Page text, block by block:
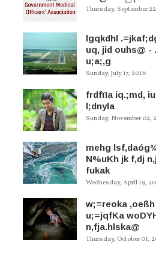
Thursday, September
lgqkdhl
uq, jid ouhs@ -
u;a;,g
Sunday, July 17, 2016
frdfïIa iq.;md,
l;dnyla
Sunday, November 02,
mehg
N%uKh jk f,dj
fukak
Wednesday, April 19,
w;=reoka
u;=jqfKa
n,fja.hlska@
Thursday, October 01,